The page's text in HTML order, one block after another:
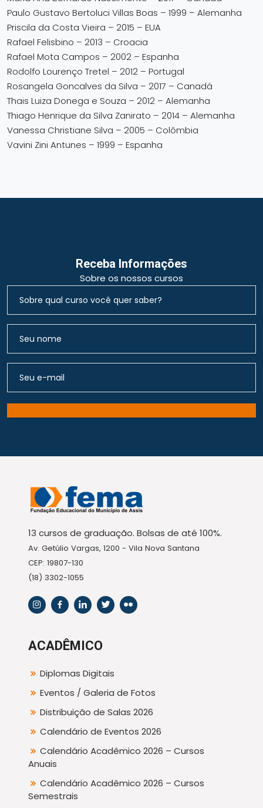
Paulo Gustavo Bertoluci Villas Boas – 1999 – Alemanha
Priscila da Costa Vieira – 2015 – EUA
Rafael Felisbino – 2013 – Croacia
Rafael Mota Campos – 2002 – Espanha
Rodolfo Lourenço Tretel – 2012 – Portugal
Rosangela Goncalves da Silva – 2017 – Canadá
Thais Luiza Donega e Souza – 2012 – Alemanha
Thiago Henrique da Silva Zanirato – 2014 – Alemanha
Vanessa Christiane Silva – 2005 – Colômbia
Vavini Zini Antunes – 1999 – Espanha
Receba Informações
Sobre os nossos cursos
13 cursos de graduação. Bolsas de até 100%.
Av. Getúlio Vargas, 1200 - Vila Nova Santana
CEP: 19807-130
(18) 3302-1055
ACADÊMICO
Diplomas Digitais
Eventos / Galeria de Fotos
Distribuição de Salas 2026
Calendário de Eventos 2026
Calendário Acadêmico 2026 – Cursos
Anuais
Calendário Acadêmico 2026 – Cursos
Semestrais